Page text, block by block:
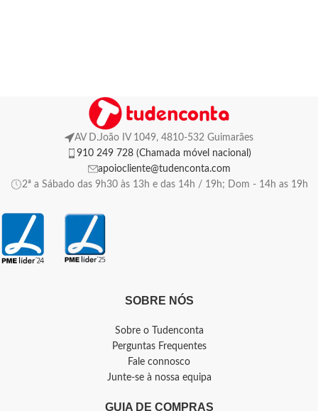
AV D.João IV 1049, 4810-532 Guimarães
910 249 728 (Chamada móvel nacional)
apoiocliente@tudenconta.com
2ª a Sábado das 9h30 às 13h e das 14h / 19h; Dom - 14h as 19h
SOBRE NÓS
Sobre o Tudenconta
Perguntas Frequentes
Fale connosco
Junte-se à nossa equipa
GUIA DE COMPRAS